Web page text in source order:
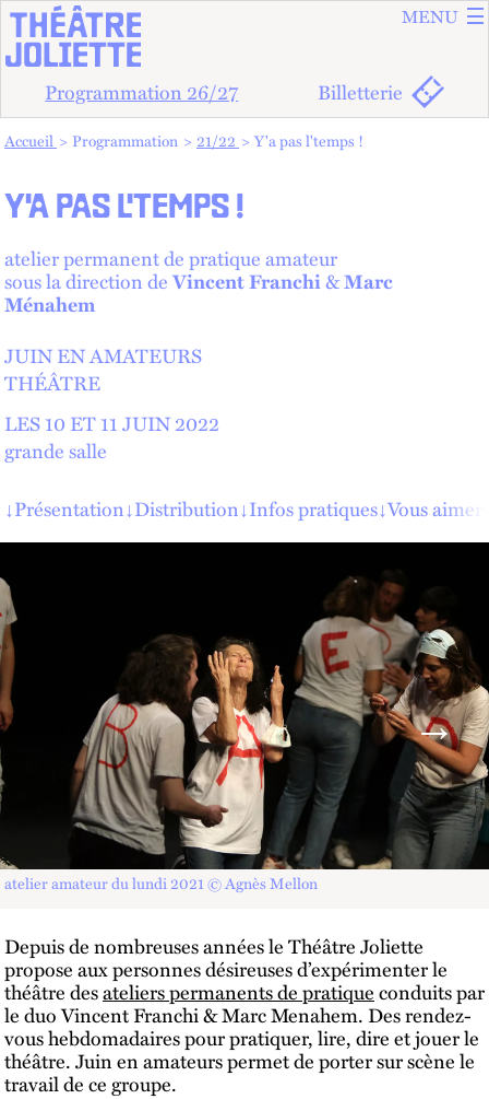
ALLER
ALLER
MENU
Programmation 26/27 Billetterie
Vous êtes dans :
Accueil Programmation 21/22 Y'a pas l'temps !
Y'A PAS L'TEMPS !
atelier permanent de pratique amateur
sous la direction deVincent Franchi&Marc
Ménahem
JUIN EN AMATEURS
THÉÂTRE
LES 10 ET11 JUIN 2022
grande salle
↓Présentation↓Distribution↓Infos pratiques↓Vous
atelier amateur du lundi 2021 © Agnès Mellon
Depuis de nombreuses années le Théâtre Joliette
propose aux personnes désireuses d’expérimenter le
théâtre desateliers permanents de pratiqueconduits par
le duo Vincent Franchi & Marc Menahem. Des rendez-
vous hebdomadaires pour pratiquer, lire, dire et jouer le
théâtre. Juin en amateurs permet de porter sur scène le
travail de ce groupe.